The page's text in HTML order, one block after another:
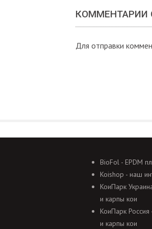
КОММЕНТАРИИ
Для отправки
BioFol - EPDM
Koishop - наш
КоиПарк
и карпы кои
КоиПарк
и карпы кои